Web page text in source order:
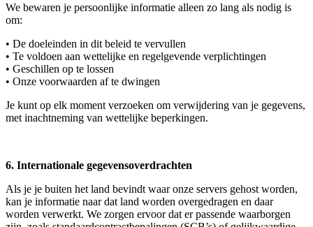
We bewaren je persoonlijke informatie alleen zo lang als nodig is
om:
• De doeleinden in dit beleid te vervullen
• Te voldoen aan wettelijke en regelgevende verplichtingen
• Geschillen op te lossen
• Onze voorwaarden af te dwingen
Je kunt op elk moment verzoeken om verwijdering van je gegevens,
met inachtneming van wettelijke beperkingen.
6. Internationale gegevensoverdrachten
Als je je buiten het land bevindt waar onze servers gehost worden,
kan je informatie naar dat land worden overgedragen en daar
worden verwerkt. We zorgen ervoor dat er passende waarborgen